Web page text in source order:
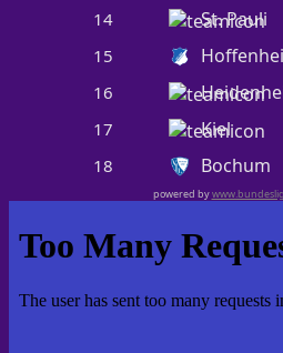
14 St. Pauli
15
16
17 Kiel
18 Bochum
powered by